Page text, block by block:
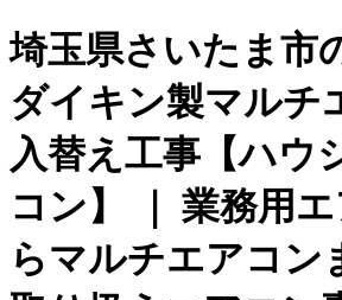
埼玉県さいたま市
ダイキン製マルチ
入替え工事【ハウ
コン】 ｜ 業務用
らマルチエアコン